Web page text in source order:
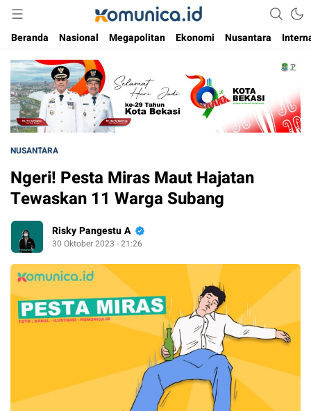
Komunica
Media Informasi Masa Kini
Beranda
Nasional Megapolitan Ekonomi Nusantara
NUSANTARA
Ngeri! Pesta Miras Maut Hajatan
Tewaskan 11 Warga Subang
Risky Pangestu A
30 Oktober 2023 - 21:26